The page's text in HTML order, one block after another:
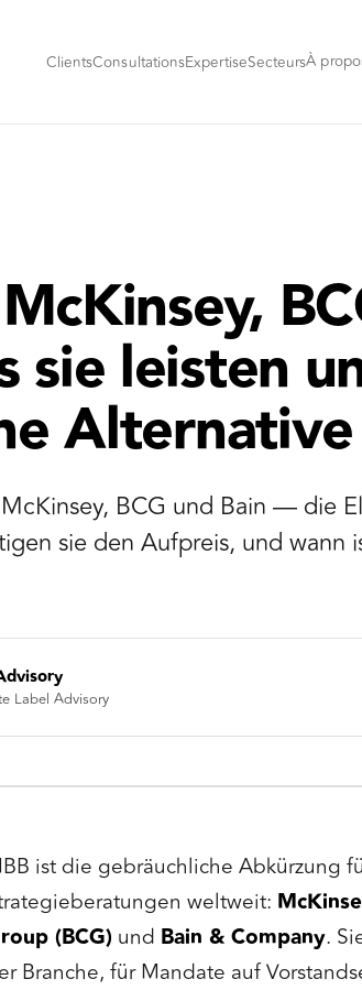
ClientsConsultationsExpertiseSecteursÀ
leisten
BCG und Bain — die
sie den Aufpreis, und wann
Label Advisory
ist die gebräuchliche Abkürzung
weltweit:
(BCG)und Bain & Company.
Branche, für Mandate auf